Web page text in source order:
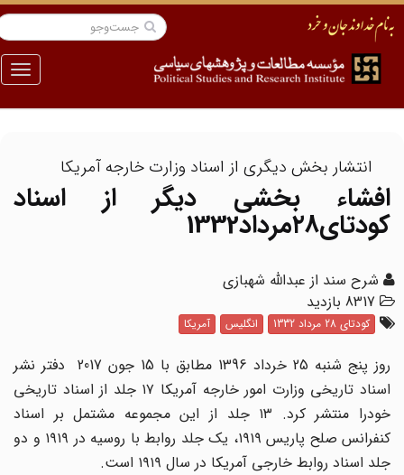
منو
انتشار بخش دیگری از اسناد وزارت خارجه آمریکا
افشاء بخشی دیگر از اسناد
کودتای٢٨مرداد1332
شرح سند از عبدالله شهبازی
8317 بازدید
کودتای 28 مرداد 1332 انگلیس آمریکا
روز پنج شنبه 25 خرداد 1396 مطابق با 15 جون 2017 دفتر نشر
اسناد تاریخی وزارت امور خارجه آمریکا ۱۷ جلد از اسناد تاریخی
خودرا منتشر کرد. ۱۳ جلد از این مجموعه مشتمل بر اسناد
کنفرانس صلح پاریس ۱۹۱۹، یک جلد روابط با روسیه در ۱۹۱۹ و دو
جلد اسناد روابط خارجی آمریکا در سال ۱۹۱۹ است.